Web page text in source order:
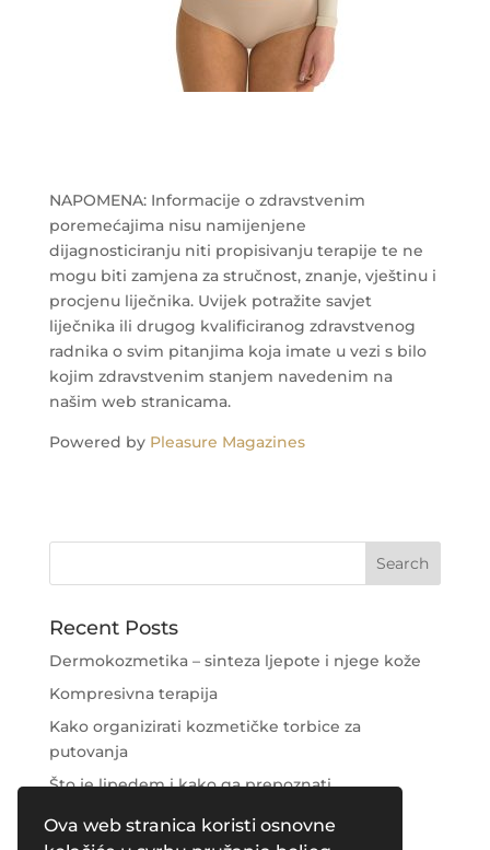
Ova web stranica koristi osnovne
NAPOMENA: Informacije o zdravstvenim
poremećajima nisu namijenjene
dijagnosticiranju niti propisivanju terapije te ne
mogu biti zamjena za stručnost, znanje, vještinu i
procjenu liječnika. Uvijek potražite savjet
liječnika ili drugog kvalificiranog zdravstvenog
radnika o svim pitanjima koja imate u vezi s bilo
kojim zdravstvenim stanjem navedenim na
našim web stranicama.
Powered by Pleasure Magazines
Recent Posts
Dermokozmetika – sinteza ljepote i njege kože
Kompresivna terapija
Kako organizirati kozmetičke torbice za
putovanja
Što je lipedem i kako ga prepoznati
Njega područja oko očiju